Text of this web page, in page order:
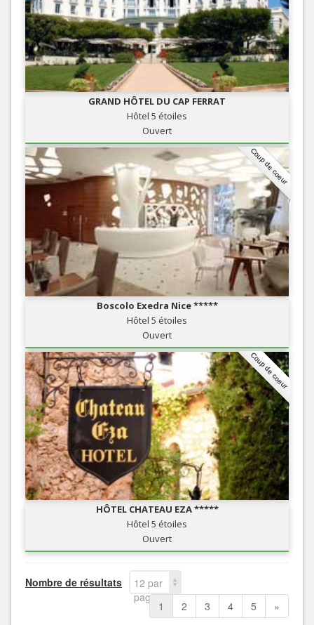
GRAND HÔTEL DU CAP FERRAT
Hôtel 5 étoiles
Ouvert
Coup de coeur
Boscolo Exedra Nice *****
Hôtel 5 étoiles
Ouvert
Coup de coeur
HÔTEL CHATEAU EZA *****
Hôtel 5 étoiles
Ouvert
Nombre de résultats
12 par
page
1 2 3 4 5 »